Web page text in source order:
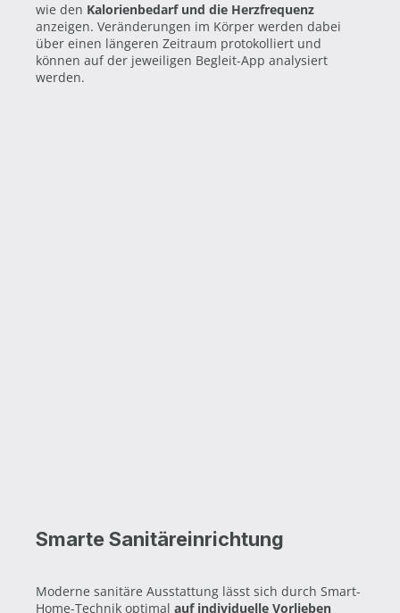
wie den Kalorienbedarf und die Herzfrequenz
anzeigen. Veränderungen im Körper werden dabei
über einen längeren Zeitraum protokolliert und
können auf der jeweiligen Begleit-App analysiert
werden.
Smarte Sanitäreinrichtung
Moderne sanitäre Ausstattung lässt sich durch Smart-
Home-Technik optimal auf individuelle Vorlieben